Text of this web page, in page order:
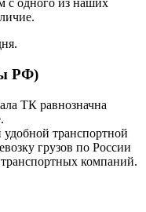
с одного из наших
РФ)
ТК равнозначна
транспортной
грузов по России
компаний.